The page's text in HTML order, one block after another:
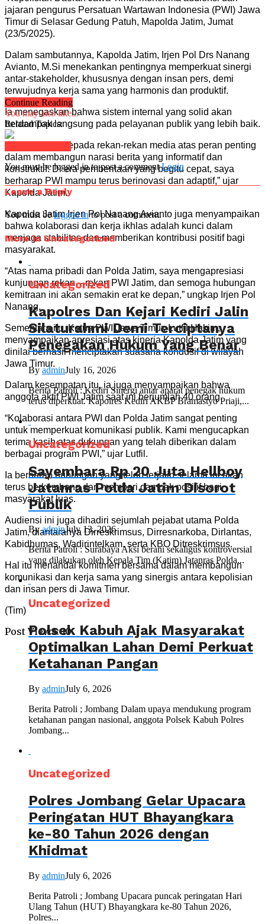
jajaran pengurus Persatuan Wartawan Indonesia (PWI) Jawa
Timur di Selasar Gedung Patuh, Mapolda Jatim, Jumat
(23/5/2025).
Dalam sambutannya, Kapolda Jatim, Irjen Pol Drs Nanang
Avianto, M.Si menekankan pentingnya memperkuat sinergi
antar-stakeholder, khususnya dengan insan pers, demi
terwujudnya kerja sama yang harmonis dan produktif.
Ia menegaskan bahwa sistem internal yang solid akan
berdampak langsung pada pelayanan publik yang lebih baik.
“Terima kasih kepada rekan-rekan media atas peran penting
dalam membangun narasi berita yang informatif dan
konstruktif. Di era pemberitaan yang begitu cepat, saya
berharap PWI mampu terus berinovasi dan adaptif,” ujar
Kapolda Jatim.
Kapolda Jatim Irjen Pol Nanang Avianto juga menyampaikan
bahwa kolaborasi dan kerja ikhlas adalah kunci dalam
menjaga stabilitas dan memberikan kontribusi positif bagi
masyarakat.
“Atas nama pribadi dan Polda Jatim, saya mengapresiasi
kunjungan rekan – rekan PWI Jatim, dan semoga hubungan
kemitraan ini akan semakin erat ke depan,” ungkap Irjen Pol
Nanang.
Sementara itu, Ketua PWI Jawa Timur, Lutfil Hakim,
menyampaikan apresiasi atas kinerja Kapolda Jatim yang
dinilai berhasil menciptakan suasana kondusif di wilayah
Jawa Timur.
Dalam kesempatan itu, ia juga menyampaikan bahwa
anggota aktif PWI Jatim saat ini berjumlah 40 orang.
“Kolaborasi antara PWI dan Polda Jatim sangat penting
untuk memperkuat komunikasi publik. Kami mengucapkan
terima kasih atas dukungan yang telah diberikan dalam
berbagai program PWI,” ujar Lutfil.
Ia berharap hubungan yang telah terjalin selama ini akan
terus berkembang dan memberi dampak positif bagi
masyarakat luas.
Audiensi ini juga dihadiri sejumlah pejabat utama Polda
Jatim, diantaranya Dirreskrimsus, Dirresnarkoba, Dirlantas,
Kabidhumas, Wadirintelkam, serta KBO Ditreskrimsus.
Hal itu menandai komitmen bersama dalam membangun
komunikasi dan kerja sama yang sinergis antara kepolisian
dan insan pers di Jawa Timur.
(Tim)
Post Views: 10
Continue Reading
You may also like...
Related Topics:
You must be logged in to post a commentLogin
Leave a Reply
You must belogged into post a comment.
More in Uncategorized
Uncategorized
Kapolres Dan Kejari Kediri Jalin
Silaturahmi Demi Terciptanya
Penegakan Hukum Yang Benar
ByadminJuly 16, 2026
Berita Patroli : Kediri Sinergi antar aparat penegak hukum
terus diperkuat. Kapolres Kediri AKBP Bramastyo Priaji,...
Uncategorized
Sayembara Rp 20 Juta Hellboy
Jatanras Polda Jatim Disorot
Publik
ByadminJuly 13, 2026
Berita Patroli : Surabaya Aksi berani sekaligus kontroversial
yang dilakukan oleh Kepala Tim (Katim) Jatanras Polda...
Uncategorized
Polsek Kabuh Ajak Masyarakat
Optimalkan Lahan Demi Perkuat
Ketahanan Pangan
By adminJuly 6, 2026
Berita Patroli ; Jombang Dalam upaya mendukung program
ketahanan pangan nasional, anggota Polsek Kabuh Polres
Jombang...
Uncategorized
Polres Jombang Gelar Upacara
Peringatan HUT Bhayangkara
ke-80 Tahun 2026 dengan
Khidmat
By adminJuly 6, 2026
Berita Patroli ; Jombang Upacara puncak peringatan Hari
Ulang Tahun (HUT) Bhayangkara ke-80 Tahun 2026,
Polres...